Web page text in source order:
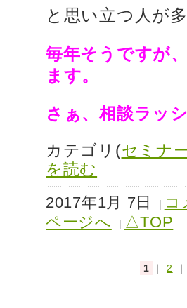
と思い立つ人が
毎年そうですが
ます。
さぁ、相談ラッ
カテゴリ(セミナ
を読む
2017年1月 7日 コ
ページへ
△TOP
1 ｜ 2 ｜